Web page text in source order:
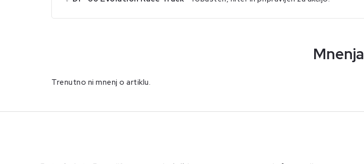
Mnenja
Trenutno ni mnenj o artiklu.